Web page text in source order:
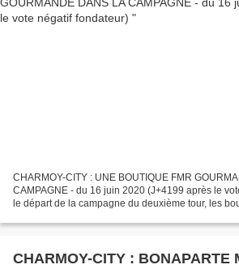
CHARMOY-CITY : UNE BOUTIQUE FMR
CAMPAGNE - du 16 juin 2020 (J+4199 après le
le départ de la campagne du deuxième tour, les
CHARMOY-CITY : BONAPARTE MENACÉ PAR